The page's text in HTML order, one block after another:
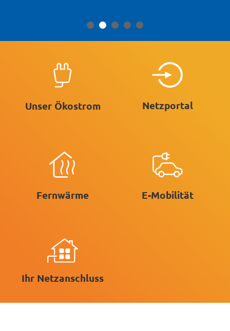
Unser Ökostrom Netzportal
Fernwärme E-Mobilität
Ihr Netzanschluss